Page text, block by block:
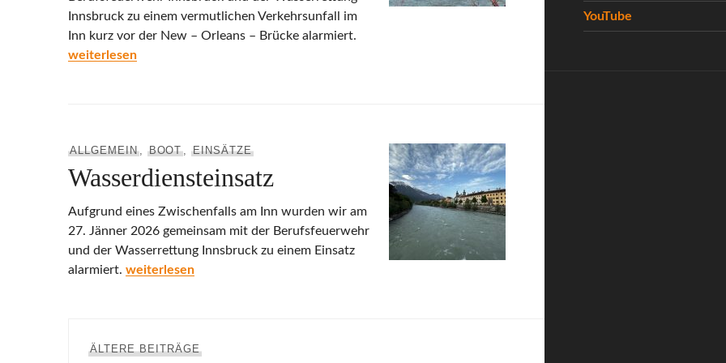
Innsbruck zu einem vermutlichen Verkehrsunfall im
Inn kurz vor der New – Orleans – Brücke alarmiert.
Verkehrsunfall Gewässer
weiterlesen
ALLGEMEIN, BOOT,EINSÄTZE
Wasserdiensteinsatz
Aufgrund eines Zwischenfalls am Inn wurden wir am
27. Jänner 2026 gemeinsam mit der Berufsfeuerwehr
und der Wasserrettung Innsbruck zu einem Einsatz
alarmiert. Wasserdiensteinsatz
weiterlesen
ÄLTERE BEITRÄGE
YouTube